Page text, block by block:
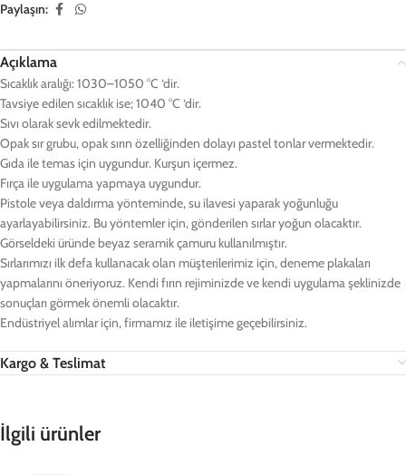
Paylaşın:
Açıklama
Sıcaklık aralığı: 1030–1050 °C ‘dir.
Tavsiye edilen sıcaklık ise; 1040 °C ‘dir.
Sıvı olarak sevk edilmektedir.
Opak sır grubu, opak sırın özelliğinden dolayı pastel tonlar vermektedir.
Gıda ile temas için uygundur. Kurşun içermez.
Fırça ile uygulama yapmaya uygundur.
Pistole veya daldırma yönteminde, su ilavesi yaparak yoğunluğu
ayarlayabilirsiniz. Bu yöntemler için, gönderilen sırlar yoğun olacaktır.
Görseldeki üründe beyaz seramik çamuru kullanılmıştır.
Sırlarımızı ilk defa kullanacak olan müşterilerimiz için, deneme plakaları
yapmalarını öneriyoruz. Kendi fırın rejiminizde ve kendi uygulama şeklinizde
sonuçları görmek önemli olacaktır.
Endüstriyel alımlar için, firmamız ile iletişime geçebilirsiniz.
Kargo & Teslimat
İlgili ürünler